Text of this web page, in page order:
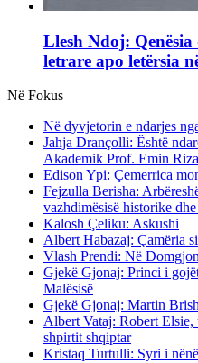
Llesh Ndoj:
letrare apo letërsia
Në Fokus
Në dyvjetorin e ndarjes
Jahja Drançolli: Është
Akademik Prof. Emin Riza
Edison Ypi: Çemerrica
Fejzulla Berisha:
vazhdimësisë historike
Kalosh Çeliku: Askushi
Albert Habazaj: Çamëria
Vlash Prendi: Në
Gjekë Gjonaj: Princi i
Malësisë
Gjekë Gjonaj: Martin
Albert Vataj: Robert
shpirtit shqiptar
Kristaq Turtulli: Syri i